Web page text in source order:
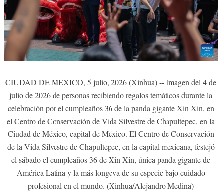
CIUDAD DE MEXICO, 5 julio, 2026 (Xinhua) -- Imagen del 4 de
julio de 2026 de personas recibiendo regalos temáticos durante la
celebración por el cumpleaños 36 de la panda gigante Xin Xin, en
el Centro de Conservación de Vida Silvestre de Chapultepec, en la
Ciudad de México, capital de México. El Centro de Conservación
de la Vida Silvestre de Chapultepec, en la capital mexicana, festejó
el sábado el cumpleaños 36 de Xin Xin, única panda gigante de
América Latina y la más longeva de su especie bajo cuidado
profesional en el mundo. (Xinhua/Alejandro Medina)